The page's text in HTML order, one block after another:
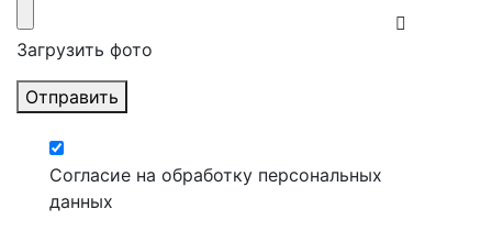
Загрузить фото
Отправить
Согласие на обработку персональных
данных